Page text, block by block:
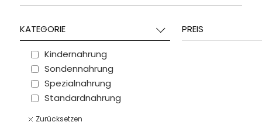
KATEGORIE
Kindernahrung
Sondennahrung
Spezialnahrung
Standardnahrung
Zurücksetzen
PREIS